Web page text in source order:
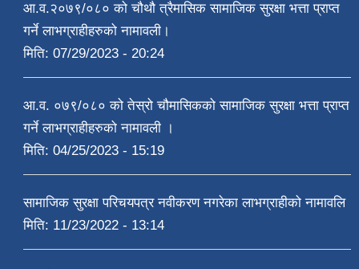
आ.व.२०७९/०८० को चौथौ त्रैमासिक सामाजिक सुरक्षा भत्ता प्राप्त
गर्ने लाभग्राहीहरुको नामावली।
मिति: 07/29/2023 - 20:24
आ.व. ०७९/०८० को तेस्रो चौमासिकको सामाजिक सुरक्षा भत्ता प्राप्त
गर्ने लाभग्राहीहरुको नामावली ।
मिति: 04/25/2023 - 15:19
सामाजिक सुरक्षा परिचयपत्र नवीकरण नगरेका लाभग्राहीको नामावलि
मिति: 11/23/2022 - 13:14